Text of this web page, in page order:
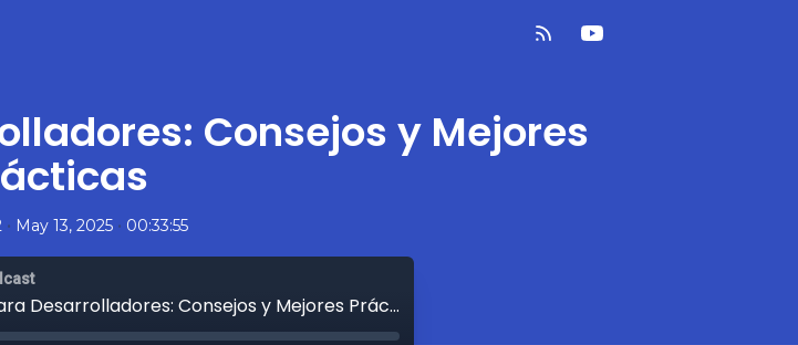
Consejos y Mejores
• May 13, 2025 • 00:33:55
Kubernetes para Desarrolladores: Consejos y Mejores Prácticas